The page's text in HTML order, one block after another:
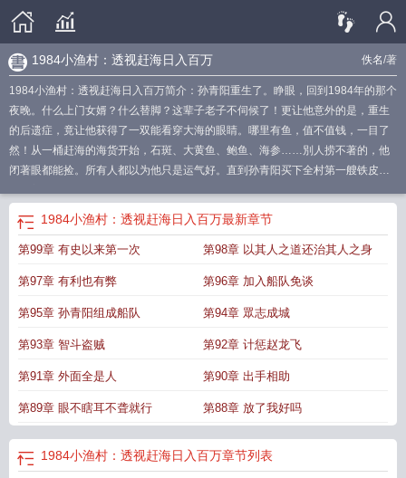
佚名/著
1984小渔村：透视赶海日入百万
1984小渔村：透视赶海日入百万简介：孙青阳重生了。睁眼，回到1984年的那个
夜晚。什么上门女婿？什么替脚？这辈子老子不伺候了！更让他意外的是，重生
的后遗症，竟让他获得了一双能看穿大海的眼睛。哪里有鱼，值不值钱，一目了
然！从一桶赶海的海货开始，石斑、大黄鱼、鲍鱼、海参……別人捞不著的，他
闭著眼都能捡。所有人都以为他只是运气好。直到孙青阳买下全村第一艘铁皮
村全文免费阅读 赶海的渔小仙 赶海渔小仙是哪里的 小渔仙赶海视频
视频大全渔
40年逆袭大都市小渔赶海视频 1981小渔村兄弟赶海生活小渔赶海最新视频
全部视频
1984小渔村从获取情报开始笔趣阁 赶海小渔民1981小渔村赶海买船
全文小渔翁最新赶海视频 1984小渔村最新更新小渔村赶海日常
1984小渔村：透视赶海日入百万最新章节
第99章 有史以来第一次 第98章 以其人之道还治其人之身
第97章 有利也有弊 第96章 加入船队免谈
第95章 孙青阳组成船队 第94章 眾志成城
第93章 智斗盗贼 第92章 计惩赵龙飞
第91章 外面全是人 第90章 出手相助
第89章 眼不瞎耳不聋就行 第88章 放了我好吗
1984小渔村：透视赶海日入百万章节列表